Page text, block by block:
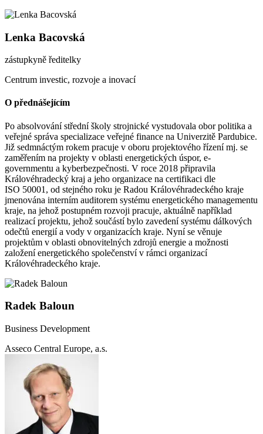
Lenka Bacovská
zástupkyně ředitelky
Centrum investic, rozvoje a inovací
O přednášejícím
Po absolvování střední školy strojnické vystudovala obor politika a
veřejné správa specializace veřejné finance na Univerzitě Pardubice.
Již sedmnáctým rokem pracuje v oboru projektového řízení mj. se
zaměřením na projekty v oblasti energetických úspor, e-
governmentu a kyberbezpečnosti. V roce 2018 připravila
Královéhradecký kraj a jeho organizace na certifikaci dle
ISO 50001, od stejného roku je Radou Královéhradeckého kraje
jmenována interním auditorem systému energetického managementu
kraje, na jehož postupném rozvoji pracuje, aktuálně například
realizací projektu, jehož součástí bylo zavedení systému dálkových
odečtů energií a vody v organizacích kraje. Nyní se věnuje
projektům v oblasti obnovitelných zdrojů energie a možnosti
založení energetického společenství v rámci organizací
Královéhradeckého kraje.
Radek Baloun
Business Development
Asseco Central Europe, a.s.